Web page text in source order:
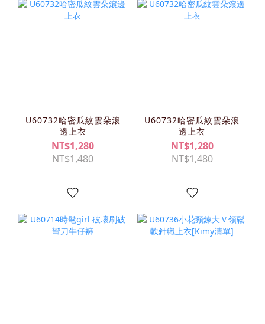
U60732哈密瓜紋雲朵滾
邊上衣
NT$1,280
NT$1,480
U60732哈密瓜紋雲朵滾
邊上衣
NT$1,280
NT$1,480